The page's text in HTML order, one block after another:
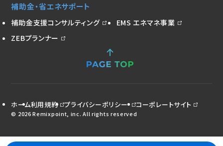
補助金・省エネサポート
補助金支援コンサルティング
EMS エネマネ事業
ZEBプランナー
ホーム利用規約 プライバシーポリシー コーポレートサイト
© 2026 Remixpoint, inc. All rights reserved